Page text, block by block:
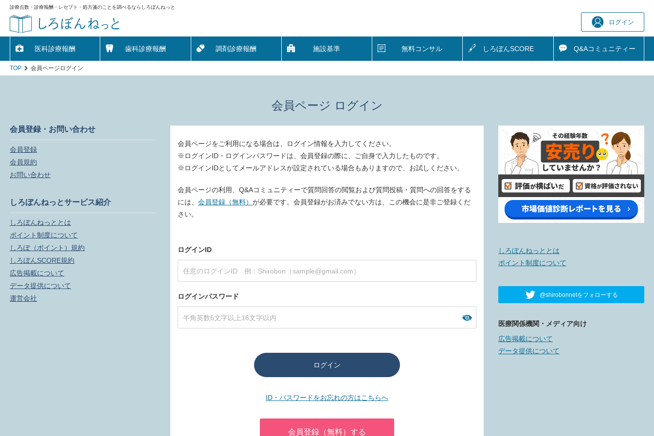
診療点数・診療報酬・レセプト・処方箋のことを調べるならしろぼんねっと
ログイン
医科診療報酬 歯科診療報酬 調剤診療報酬 施設基準 無料コンサル しろぼんSCORE Q&Aコミュニティー
TOP 会員ページログイン
会員ページ ログイン
会員登録・お問い合わせ
会員登録
会員規約
お問い合わせ
しろぼんねっとサービス紹介
しろぼんねっととは
ポイント制度について
しろぽ（ポイント）規約
しろぼんSCORE規約
広告掲載について
データ提供について
運営会社
会員ページをご利用になる場合は、ログイン情報を入力してください。
※ログインID・ログインパスワードは、会員登録の際に、ご自身で入力したものです。
※ログインIDとしてメールアドレスが設定されている場合もありますので、お試しください。
会員ページの利用、Q&Aコミュニティーで質問回答の閲覧および質問投稿・質問への回答をする
には、 会員登録（無料） が必要です。会員登録がお済みでない方は、この機会に是非ご登録くだ
さい。
ログインID
ログインパスワード
ログイン
ID・パスワードをお忘れの方はこちらへ
会員登録（無料）する
しろぼんねっととは
ポイント制度について
@shirobonnetをフォローする
医療関係機関・メディア向け
広告掲載について
データ提供について